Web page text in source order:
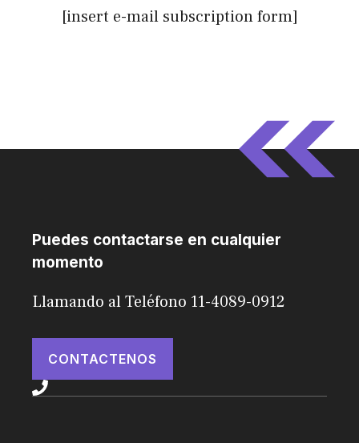
[insert e-mail subscription form]
Puedes contactarse en cualquier
momento
Llamando al Teléfono 11-4089-0912
CONTACTENOS